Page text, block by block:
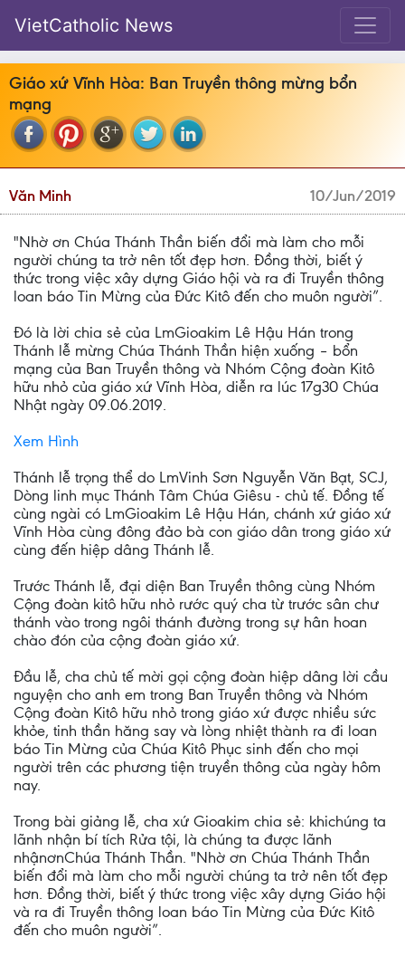
VietCatholic News
Giáo xứ Vĩnh Hòa: Ban Truyền thông mừng bổn
mạng
Văn Minh 10/Jun/2019
"Nhờ ơn Chúa Thánh Thần biến đổi mà làm cho mỗi
người chúng ta trở nên tốt đẹp hơn. Đồng thời, biết ý
thức trong việc xây dựng Giáo hội và ra đi Truyền thông
loan báo Tin Mừng của Đức Kitô đến cho muôn người”.
Đó là lời chia sẻ của LmGioakim Lê Hậu Hán trong
Thánh lễ mừng Chúa Thánh Thần hiện xuống – bổn
mạng của Ban Truyền thông và Nhóm Cộng đoàn Kitô
hữu nhỏ của giáo xứ Vĩnh Hòa, diễn ra lúc 17g30 Chúa
Nhật ngày 09.06.2019.
Xem Hình
Thánh lễ trọng thể do LmVinh Sơn Nguyễn Văn Bạt, SCJ,
Dòng linh mục Thánh Tâm Chúa Giêsu - chủ tế. Đồng tế
cùng ngài có LmGioakim Lê Hậu Hán, chánh xứ giáo xứ
Vĩnh Hòa cùng đông đảo bà con giáo dân trong giáo xứ
cùng đến hiệp dâng Thánh lễ.
Trước Thánh lễ, đại diện Ban Truyền thông cùng Nhóm
Cộng đoàn kitô hữu nhỏ rước quý cha từ trước sân chư
thánh vào trong ngôi thánh đường trong sự hân hoan
chào đón của cộng đoàn giáo xứ.
Đầu lễ, cha chủ tế mời gọi cộng đoàn hiệp dâng lời cầu
nguyện cho anh em trong Ban Truyền thông và Nhóm
Cộng đoàn Kitô hữu nhỏ trong giáo xứ được nhiều sức
khỏe, tinh thần hăng say và lòng nhiệt thành ra đi loan
báo Tin Mừng của Chúa Kitô Phục sinh đến cho mọi
người trên các phương tiện truyền thông của ngày hôm
nay.
Trong bài giảng lễ, cha xứ Gioakim chia sẻ: khichúng ta
lãnh nhận bí tích Rửa tội, là chúng ta được lãnh
nhậnơnChúa Thánh Thần. "Nhờ ơn Chúa Thánh Thần
biến đổi mà làm cho mỗi người chúng ta trở nên tốt đẹp
hơn. Đồng thời, biết ý thức trong việc xây dựng Giáo hội
và ra đi Truyền thông loan báo Tin Mừng của Đức Kitô
đến cho muôn người”.